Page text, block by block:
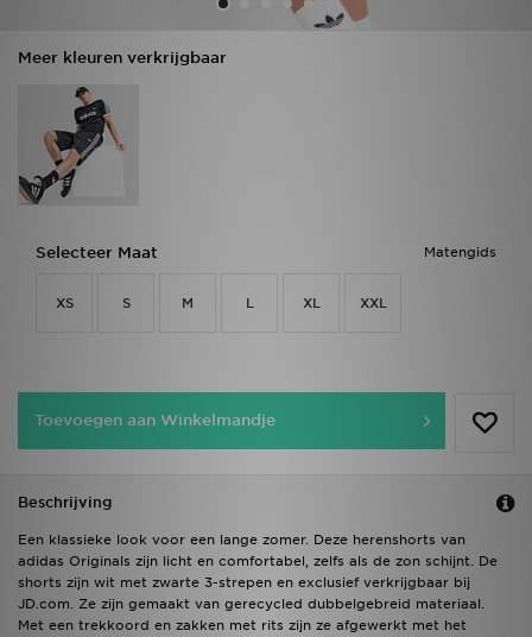
Meer kleuren verkrijgbaar
Matengids
Selecteer Maat
XS S M L XL XXL
Toevoegen aan Winkelmandje
Beschrijving
Een klassieke look voor een lange zomer. Deze herenshorts van
adidas Originals zijn licht en comfortabel, zelfs als de zon schijnt. De
shorts zijn wit met zwarte 3-strepen en exclusief verkrijgbaar bij
JD.com. Ze zijn gemaakt van gerecycled dubbelgebreid materiaal.
Met een trekkoord en zakken met rits zijn ze afgewerkt met het